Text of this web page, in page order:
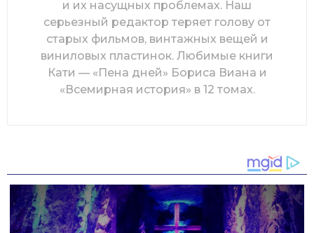
и их насущных проблемах. Наш
серьезный редактор теряет голову от
старых фильмов, винтажных вещей и
виниловых пластинок. Любимые книги
Кати — «Пена дней» Бориса Виана и
«Всемирная история» в 12 томах.